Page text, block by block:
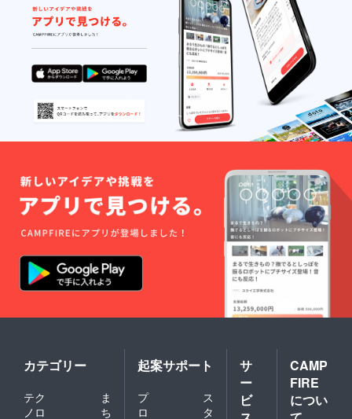
カテゴリー
テク
ノロ
ま
ち
起案サポート
プ
ロ
ス
タ
サ
ー
ビ
CAMP
FIRE
につい